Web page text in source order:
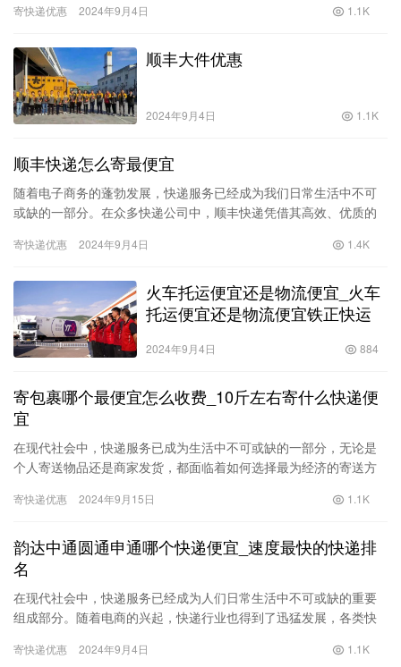
往…
寄快递优惠 2024年9月4日 1.1K
顺丰大件优惠
2024年9月4日 1.1K
顺丰快递怎么寄最便宜
随着电子商务的蓬勃发展，快递服务已经成为我们日常生活中不可
或缺的一部分。在众多快递公司中，顺丰快递凭借其高效、优质的
快递仍…
寄快递优惠 2024年9月4日 1.4K
火车托运便宜还是物流便宜_火车
托运便宜还是物流便宜铁正快运
2024年9月4日 884
寄包裹哪个最便宜怎么收费_10斤左右寄什么快递便
宜
在现代社会中，快递服务已成为生活中不可或缺的一部分，无论是
个人寄送物品还是商家发货，都面临着如何选择最为经济的寄送方
为重…
寄快递优惠 2024年9月15日 1.1K
韵达中通圆通申通哪个快递便宜_速度最快的快递排
名
在现代社会中，快递服务已经成为人们日常生活中不可或缺的重要
组成部分。随着电商的兴起，快递行业也得到了迅猛发展，各类快
通和申…
寄快递优惠 2024年9月4日 1.1K